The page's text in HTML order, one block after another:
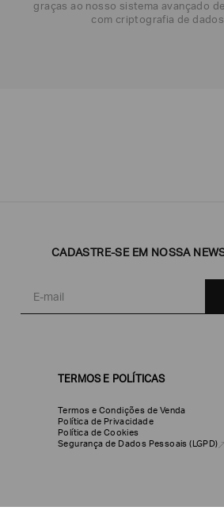
graças ao nosso sistema avançado
com criptografia de
CADASTRE-SE EM NOSSA
TERMOS E POLÍTICAS
Termos e Condições de Venda
Política de Privacidade
Política de Cookies
Segurança de Dados Pessoais (LGPD)